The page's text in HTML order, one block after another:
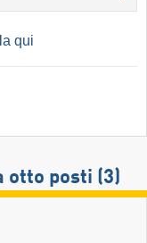
qui
otto posti (3)